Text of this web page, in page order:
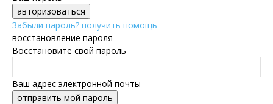
Забыли пароль? получить помощь
восстановление пароля
Восстановите свой пароль
Ваш адрес электронной почты